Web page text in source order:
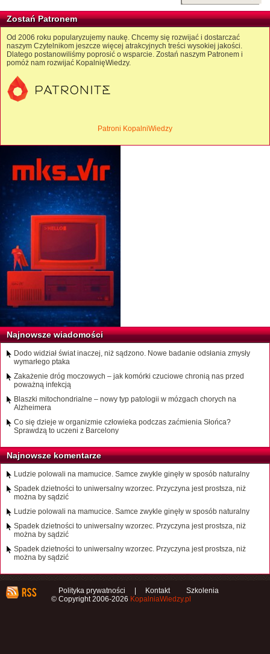
Zostań Patronem
Od 2006 roku popularyzujemy naukę. Chcemy się rozwijać i dostarczać
naszym Czytelnikom jeszcze więcej atrakcyjnych treści wysokiej jakości.
Dlatego postanowiliśmy poprosić o wsparcie. Zostań naszym Patronem i
pomóż nam rozwijać KopalnięWiedzy.
Patroni KopalniWiedzy
Najnowsze wiadomości
Dodo widział świat inaczej, niż sądzono. Nowe badanie odsłania zmysły
wymarłego ptaka
Zakażenie dróg moczowych – jak komórki czuciowe chronią nas przed
poważną infekcją
Blaszki mitochondrialne – nowy typ patologii w mózgach chorych na
Alzheimera
Co się dzieje w organizmie człowieka podczas zaćmienia Słońca?
Sprawdzą to uczeni z Barcelony
Najnowsze komentarze
Ludzie polowali na mamucice. Samce zwykle ginęły w sposób naturalny
Spadek dzietności to uniwersalny wzorzec. Przyczyna jest prostsza, niż
można by sądzić
Ludzie polowali na mamucice. Samce zwykle ginęły w sposób naturalny
Spadek dzietności to uniwersalny wzorzec. Przyczyna jest prostsza, niż
można by sądzić
Spadek dzietności to uniwersalny wzorzec. Przyczyna jest prostsza, niż
można by sądzić
Polityka prywatności | Kontakt
Szkolenia
© Copyright 2006-2026 KopalniaWiedzy.pl